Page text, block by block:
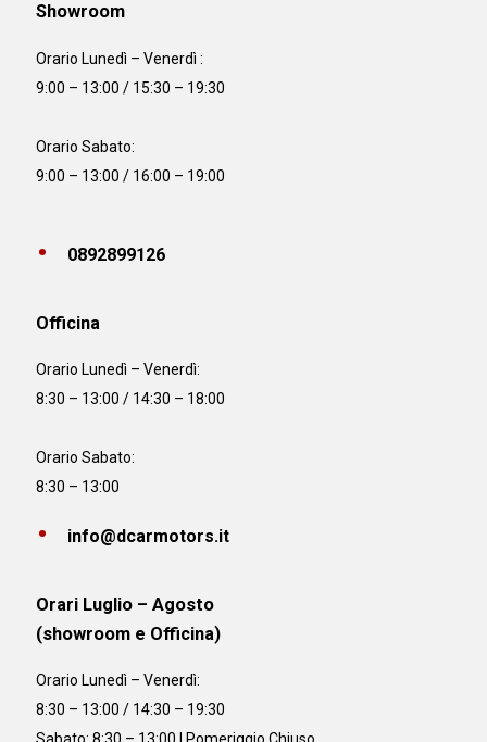
Showroom
Orario Lunedì – Venerdì :
9:00 – 13:00 / 15:30 – 19:30
Orario Sabato:
9:00 – 13:00 / 16:00 – 19:00
0892899126
Officina
Orario Lunedì – Venerdì:
8:30 – 13:00 / 14:30 – 18:00
Orario Sabato:
8:30 – 13:00
info@dcarmotors.it
Orari Luglio – Agosto
(showroom e Officina)
Orario Lunedì – Venerdì:
8:30 – 13:00 / 14:30 – 19:30